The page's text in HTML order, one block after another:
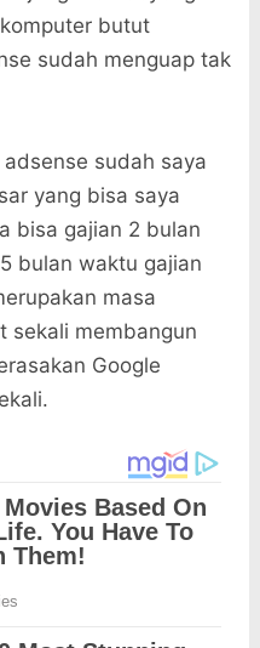
butut
sudah menguap tak
sudah saya
yang bisa saya
bisa gajian 2 bulan
bulan waktu gajian
masa
sekali membangun
Google